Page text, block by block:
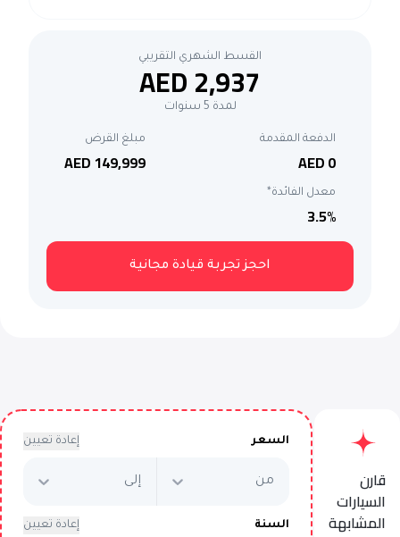
القسط الشهري التقريبي
AED 2,937
لمدة 5 سنوات
الدفعة المقدمة
AED 0
مبلغ القرض
AED 149,999
معدل الفائدة*
3.5%
احجز تجربة قيادة مجانية
قارن
السيارات
المشابهة
السعر إعادة تعيين
من إلى
السنة إعادة تعيين